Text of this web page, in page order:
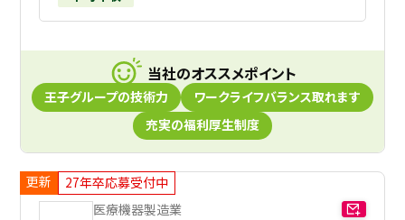
当社のオススメポイント
王子グループの技術力
ワークライフバランス取れます
充実の福利厚生制度
更新
27年卒応募受付中
医療機器製造業